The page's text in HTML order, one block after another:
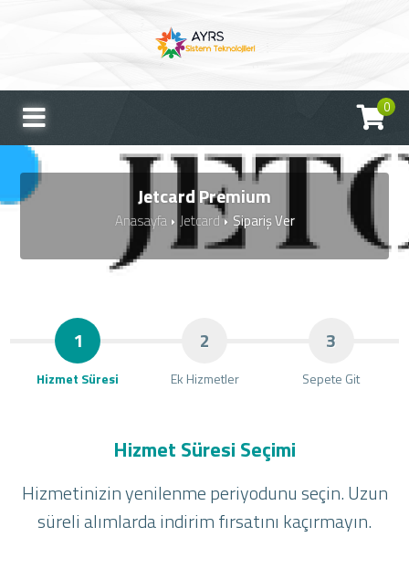
0
Jetcard Premium
Anasayfa Jetcard Sipariş Ver
1
Hizmet Süresi
2
Ek Hizmetler
3
Sepete Git
Hizmet Süresi Seçimi
Hizmetinizin yenilenme periyodunu seçin. Uzun
süreli alımlarda indirim fırsatını kaçırmayın.